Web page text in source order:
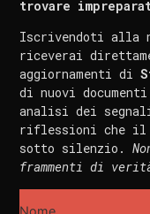
trovare
Iscrivendoti alla
riceverai
aggiornamenti di
di nuovi
analisi dei
riflessioni che il
sotto silenzio.
frammenti di
Nome